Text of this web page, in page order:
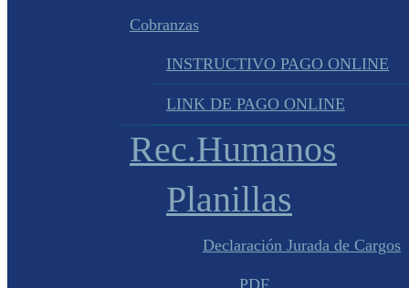
Cobranzas
INSTRUCTIVO PAGO ONLINE
LINK DE PAGO ONLINE
Rec.Humanos
Planillas
Declaración Jurada de Cargos
PDF